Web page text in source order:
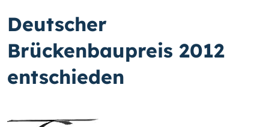
Deutscher
Brückenbaupreis 2012
entschieden